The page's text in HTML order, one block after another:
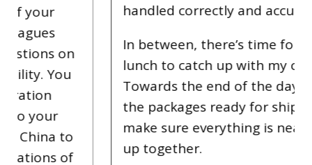
handled correctly and accurately.
In between, there’s time for a shared
lunch to catch up with my colleagues.
Towards the end of the day, we get all
the packages ready for shipment and
make sure everything is neatly tidied
up together.